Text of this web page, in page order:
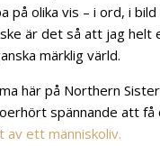
olika vis – i ord, i
är det så att jag
märklig värld.
här på Northern
spännande att
av ett människoliv.